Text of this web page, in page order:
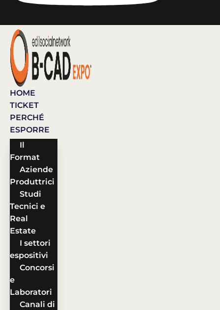
HOME
TICKET
PERCHÉ
ESPORRE
Il
Format
Aziende
Produttrici
Studi
Tecnici e
Real
Estate
I settori
espositivi
Concorsi
e
Laboratori
Canali di